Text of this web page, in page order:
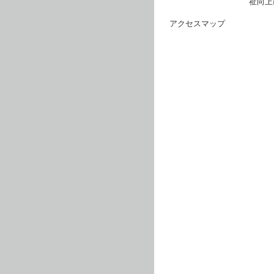
アクセスマップ